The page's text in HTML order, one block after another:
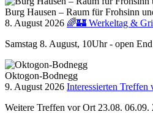
Burg Hausen – Raum für Frohsinn
8. August 2026 🌈🏰 Werkeltag &
Samstag 8. August, 10Uhr - open
Oktogon-Bodnegg
9. August 2026 Interessierten
Weitere Treffen vor Ort 23.08. 06.09.